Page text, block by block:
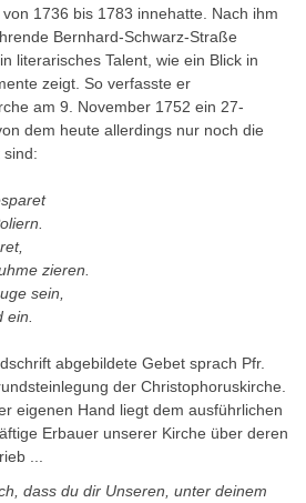
1736 bis 1783 innehatte. Nach ihm
Bernhard-Schwarz-Straße
literarisches Talent, wie ein Blick in
zeigt. So verfasste er
am 9. November 1752 ein 27-
dem heute allerdings nur noch die
zieren.
sein,
ein.
abgebildete Gebet sprach Pfr.
der Christophoruskirche.
eigenen Hand liegt dem ausführlichen
Erbauer unserer Kirche über deren
...
dass du dir Unseren, unter deinem